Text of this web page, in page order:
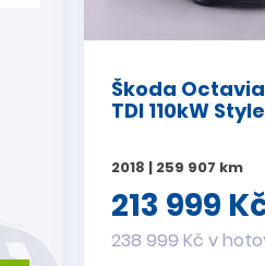
Škoda
TDI 110kW
2018 | 259 907 km
213 999
238 999 Kč v